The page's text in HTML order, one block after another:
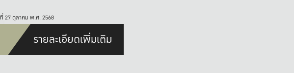
27 ตุลาคม พ.ศ. 2568
รายละเอียดเพิ่มเติม